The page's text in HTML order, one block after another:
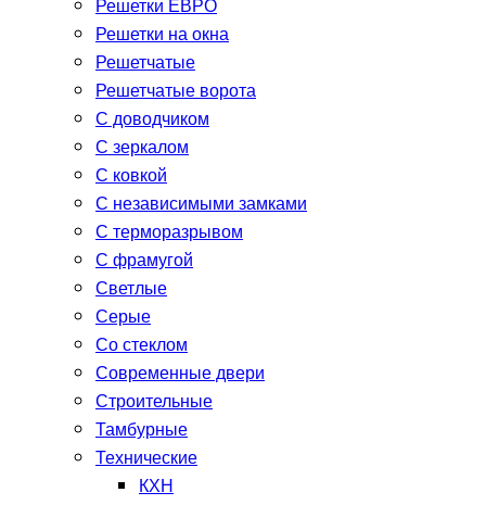
Решетки ЕВРО
Решетки на окна
Решетчатые
Решетчатые ворота
С доводчиком
С зеркалом
С ковкой
С независимыми замками
С терморазрывом
С фрамугой
Светлые
Серые
Со стеклом
Современные двери
Строительные
Тамбурные
Технические
КХН